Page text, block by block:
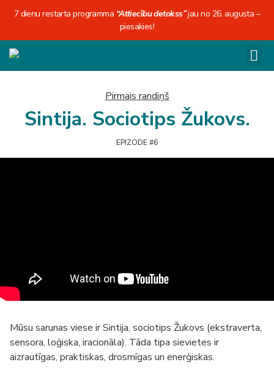
7 dienu restarta programma “Attiecību detokss”jau no 26. augusta –
piesakies!
Pirmais randiņš
Sintija. Sociotips Žukovs.
EPIZODE #6
Mūsu sarunas viese ir Sintija, sociotips Žukovs (ekstraverta,
sensora, loģiska, iracionāla). Tāda tipa sievietes ir
aizrautīgas, praktiskas, drosmīgas un enerģiskas.